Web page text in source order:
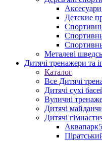
Детские
Металеві
Дитячі тренажери та
Каталог
Все Дитячі
Дитячі сухі
Вуличні
Дитячі
Дитячі
Аквапарк5